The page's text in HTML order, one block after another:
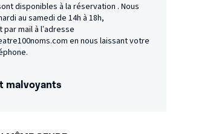
disponibles à la réservation . Nous
au samedi de 14h à 18h,
mail à l’adresse
en nous laissant votre
malvoyants